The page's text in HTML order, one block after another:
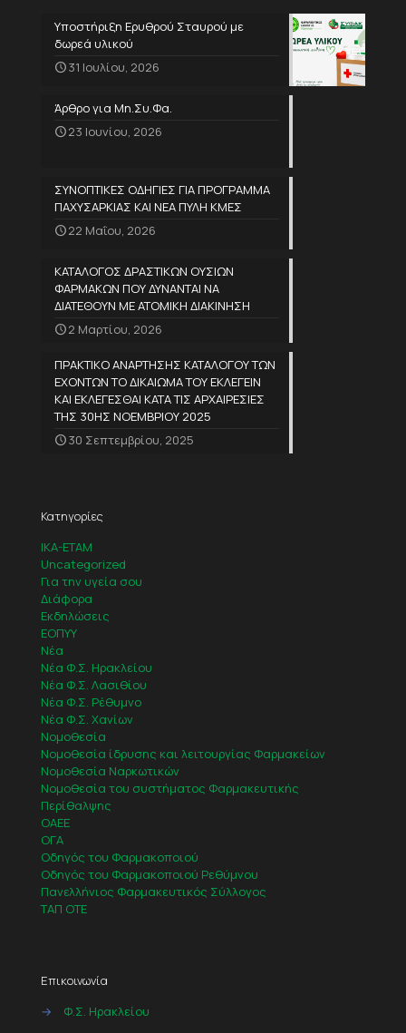
Υποστήριξη Ερυθρού Σταυρού με
δωρεά υλικού
31 Ιουλίου, 2026
Άρθρο για Μη.Συ.Φα.
23 Ιουνίου, 2026
ΣΥΝΟΠΤΙΚΕΣ ΟΔΗΓΙΕΣ ΓΙΑ ΠΡΟΓΡΑΜΜΑ
ΠΑΧΥΣΑΡΚΙΑΣ ΚΑΙ ΝΕΑ ΠΥΛΗ ΚΜΕΣ
22 Μαΐου, 2026
ΚΑΤΑΛΟΓΟΣ ΔΡΑΣΤΙΚΩΝ ΟΥΣΙΩΝ
ΦΑΡΜΑΚΩΝ ΠΟΥ ΔΥΝΑΝΤΑΙ ΝΑ
ΔΙΑΤΕΘΟΥΝ ΜΕ ΑΤΟΜΙΚΗ ΔΙΑΚΙΝΗΣΗ
2 Μαρτίου, 2026
ΠΡΑΚΤΙΚΟ ΑΝΑΡΤΗΣΗΣ ΚΑΤΑΛΟΓΟΥ ΤΩΝ
ΕΧΟΝΤΩΝ ΤΟ ΔΙΚΑΙΩΜΑ ΤΟΥ ΕΚΛΕΓΕΙΝ
ΚΑΙ ΕΚΛΕΓΕΣΘΑΙ ΚΑΤΑ ΤΙΣ ΑΡΧΑΙΡΕΣΙΕΣ
ΤΗΣ 30ΗΣ ΝΟΕΜΒΡΙΟΥ 2025
30 Σεπτεμβρίου, 2025
Κατηγορίες
IKA-ETAM
Uncategorized
Για την υγεία σου
Διάφορα
Εκδηλώσεις
ΕΟΠΥΥ
Νέα
Νέα Φ.Σ. Ηρακλείου
Νέα Φ.Σ. Λασιθίου
Νέα Φ.Σ. Ρέθυμνο
Νέα Φ.Σ. Χανίων
Νομοθεσία
Νομοθεσία ίδρυσης και λειτουργίας Φαρμακείων
Νομοθεσία Ναρκωτικών
Νομοθεσία του συστήματος Φαρμακευτικής
Περίθαλψης
ΟΑΕΕ
ΟΓΑ
Οδηγός του Φαρμακοποιού
Οδηγός του Φαρμακοποιού Ρεθύμνου
Πανελλήνιος Φαρμακευτικός Σύλλογος
ΤΑΠ ΟΤΕ
Επικοινωνία
→
Φ.Σ. Ηρακλείου